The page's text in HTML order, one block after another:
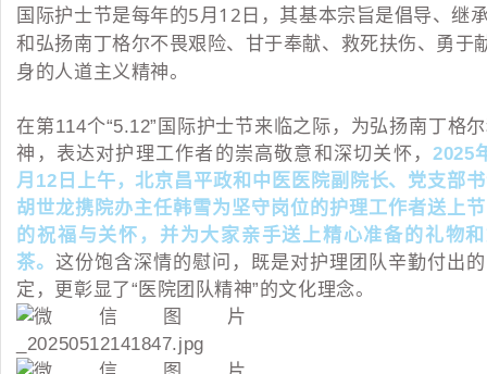
国际护士节是每年的5月12日，其基本宗旨是倡导、继
和弘扬南丁格尔不畏艰险、甘于奉献、救死扶伤、勇于
身的人道主义精神。
在第114个“5.12”国际护士节来临之际，为弘扬南丁格
神，表达对护理工作者的崇高敬意和深切关怀，2025
月12日上午，北京昌平政和中医医院副院长、党支部
胡世龙携院办主任韩雪为坚守岗位的护理工作者送上
的祝福与关怀，并为大家亲手送上精心准备的礼物
茶。这份饱含深情的慰问，既是对护理团队辛勤付出
定，更彰显了“医院团队精神”的文化理念。